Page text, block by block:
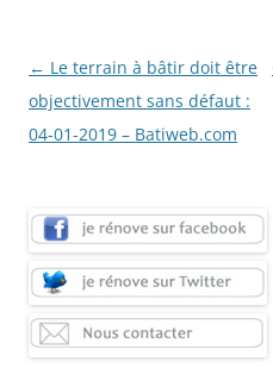
Navigation
des
articles
← Le terrain à bâtir doit être
objectivement sans défaut :
04-01-2019 – Batiweb.com